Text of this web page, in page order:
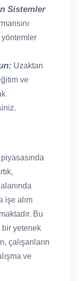
Sistemler
Uzaktan
ve
işe alım
Bu
yetenek
çalışanların
ve